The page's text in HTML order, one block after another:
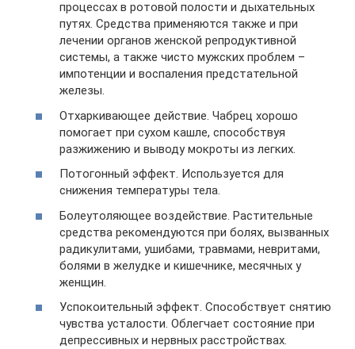
процессах в ротовой полости и дыхательных
путях. Средства применяются также и при
лечении органов женской репродуктивной
системы, а также чисто мужских проблем –
импотенции и воспаления предстательной
железы.
Отхаркивающее действие. Чабрец хорошо
помогает при сухом кашле, способствуя
разжижению и выводу мокроты из легких.
Потогонный эффект. Используется для
снижения температуры тела.
Болеутоляющее воздействие. Растительные
средства рекомендуются при болях, вызванных
радикулитами, ушибами, травмами, невритами,
болями в желудке и кишечнике, месячных у
женщин.
Успокоительный эффект. Способствует снятию
чувства усталости. Облегчает состояние при
депрессивных и нервных расстройствах.